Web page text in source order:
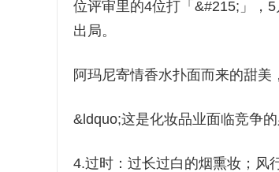
位评审里的4位打「&#215;」，
出局。
阿玛尼寄情香水扑面而来的甜美
&ldquo;这是化妆品业面临竞争
4.过时：过长过白的烟熏妆；风